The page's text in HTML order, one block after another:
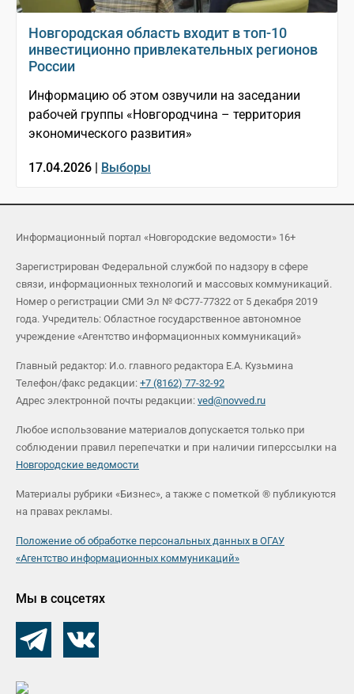
Новгородская область входит в топ-10
инвестиционно привлекательных регионов
России
Информацию об этом озвучили на заседании
рабочей группы «Новгородчина – территория
экономического развития»
17.04.2026 | Выборы
Информационный портал «Новгородские ведомости» 16+
Зарегистрирован Федеральной службой по надзору в сфере
связи, информационных технологий и массовых коммуникаций.
Номер о регистрации СМИ Эл № ФС77-77322 от 5 декабря 2019
года. Учредитель: Областное государственное автономное
учреждение «Агентство информационных коммуникаций»
Главный редактор: И.о. главного редактора Е.А. Кузьмина
Телефон/факс редакции: +7 (8162) 77-32-92
Адрес электронной почты редакции: ved@novved.ru
Любое использование материалов допускается только при
соблюдении правил перепечатки и при наличии гиперссылки на
Новгородские ведомости
Материалы рубрики «Бизнес», а также с пометкой ® публикуются
на правах рекламы.
Положение об обработке персональных данных в ОГАУ
«Агентство информационных коммуникаций»
Мы в соцсетях